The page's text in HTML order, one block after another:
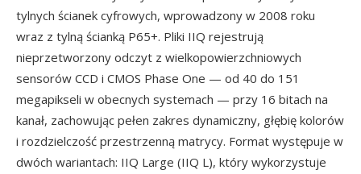
tylnych ścianek cyfrowych, wprowadzony w 2008 roku
wraz z tylną ścianką P65+. Pliki IIQ rejestrują
nieprzetworzony odczyt z wielkopowierzchniowych
sensorów CCD i CMOS Phase One — od 40 do 151
megapikseli w obecnych systemach — przy 16 bitach na
kanał, zachowując pełen zakres dynamiczny, głębię kolorów
i rozdzielczość przestrzenną matrycy. Format występuje w
dwóch wariantach: IIQ Large (IIQ L), który wykorzystuje